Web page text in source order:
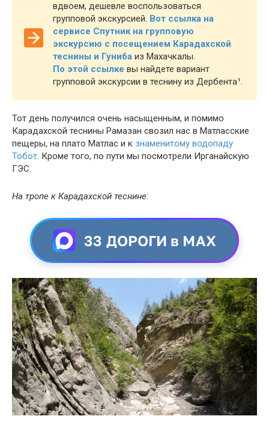
вдвоем, дешевле воспользоваться
групповой экскурсией. Вот ссылка на
сервисе Спутник на групповую
экскурсию с посещением Карадахской
теснины и Гуниба из Махачкалы.
По этой ссылке вы найдете вариант
групповой экскурсии в теснину из Дербента¹.
Тот день получился очень насыщенным, и помимо
Карадахской теснины Рамазан свозил нас в Матласские
пещеры, на плато Матлас и к знаменитому водопаду
Тобот. Кроме того, по пути мы посмотрели Ирганайскую
ГЭС.
На тропе к Карадахской теснине:
33 ДОРОГИ в MAX